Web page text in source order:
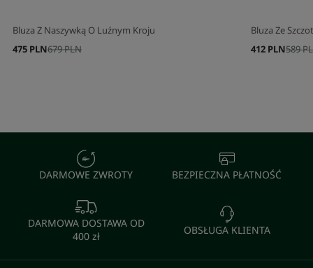
Bluza Z Naszywką O Luźnym Kroju
679 PLN
475 PLN
Bluza Ze
589
412 PLN
DARMOWE ZWROTY BEZPIECZNA PŁATNOŚĆ
DARMOWA DOSTAWA OD
400 zł
OBSŁUGA KLIENTA